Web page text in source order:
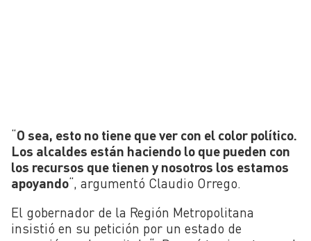
“O sea, esto no tiene que ver con el color político.
Los alcaldes están haciendo lo que pueden con
los recursos que tienen y nosotros los estamos
apoyando“, argumentó Claudio Orrego.
El gobernador de la Región Metropolitana
insistió en su petición por un estado de